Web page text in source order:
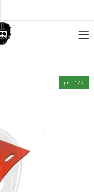
17% خصم